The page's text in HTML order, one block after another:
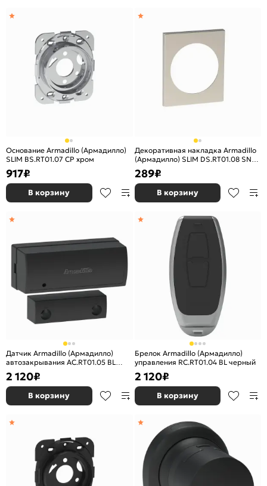
Основание Armadillo (Армадилло)
SLIM BS.RT01.07 СP хром
917₽
В корзину
Декоративная накладка Armadillo
(Армадилло) SLIM DS.RT01.08 SN
матовый никель
289₽
В корзину
Датчик Armadillo (Армадилло)
автозакрывания AC.RT01.05 BL
черный
2 120₽
В корзину
Брелок Armadillo (Армадилло)
управления RC.RT01.04 BL черный
2 120₽
В корзину